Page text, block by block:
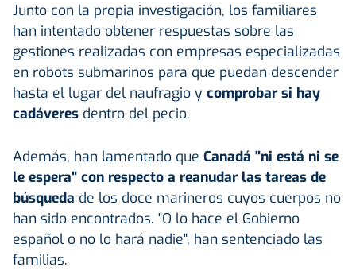
Junto con la propia investigación, los familiares
han intentado obtener respuestas sobre las
gestiones realizadas con empresas especializadas
en robots submarinos para que puedan descender
hasta el lugar del naufragio y comprobar si hay
cadáveres dentro del pecio.
Además, han lamentado que Canadá "ni está ni se
le espera" con respecto a reanudar las tareas de
búsqueda de los doce marineros cuyos cuerpos no
han sido encontrados. "O lo hace el Gobierno
español o no lo hará nadie", han sentenciado las
familias.